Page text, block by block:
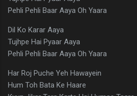
Pehli Pehli Baar Aaya Oh Yaara
Dil Ko Karar Aaya
Tujhpe Hai Pyaar Aaya
Pehli Pehli Baar Aaya Oh Yaara
Har Roj Puche Yeh Hawayein
Hum Toh Bata Ke Haare